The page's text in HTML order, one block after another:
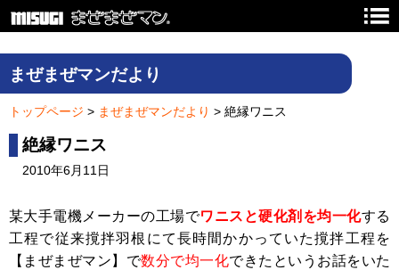
まぜまぜマンだより
トップページ > まぜまぜマンだより > 絶縁ワニス
絶縁ワニス
2010年6月11日
某大手電機メーカーの工場でワニスと硬化剤を均一化する
工程で従来撹拌羽根にて長時間かかっていた撹拌工程を
【まぜまぜマン】で数分で均一化できたというお話をいた